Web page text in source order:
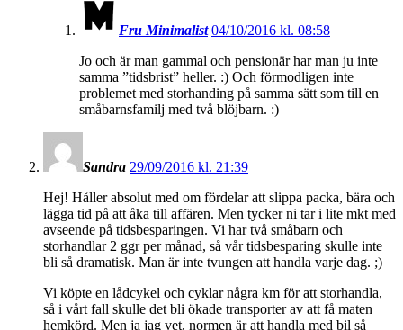
Fru Minimalist 04/10/2016 kl. 08:58
Jo och är man gammal och pensionär har man ju inte
samma ”tidsbrist” heller. :) Och förmodligen inte
problemet med storhanding på samma sätt som till en
småbarnsfamilj med två blöjbarn. :)
Sandra 29/09/2016 kl. 21:39
Hej! Håller absolut med om fördelar att slippa packa, bära och
lägga tid på att åka till affären. Men tycker ni tar i lite mkt med
avseende på tidsbesparingen. Vi har två småbarn och
storhandlar 2 ggr per månad, så vår tidsbesparing skulle inte
bli så dramatisk. Man är inte tvungen att handla varje dag. ;)
Vi köpte en lådcykel och cyklar några km för att storhandla,
så i vårt fall skulle det bli ökade transporter av att få maten
hemkörd. Men ja jag vet, normen är att handla med bil så